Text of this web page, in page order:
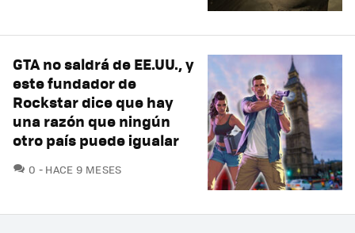
GTA no saldrá de EE.UU., y
este fundador de
Rockstar dice que hay
una razón que ningún
otro país puede igualar
0 COMENTARIOS
HACE 9 MESES